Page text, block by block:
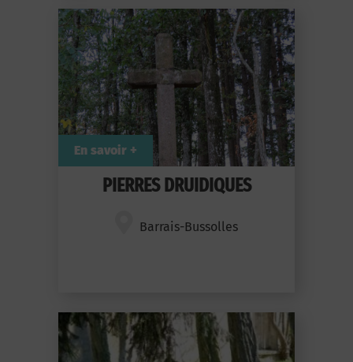
PIERRES DRUIDIQUES
Barrais-Bussolles
En savoir +